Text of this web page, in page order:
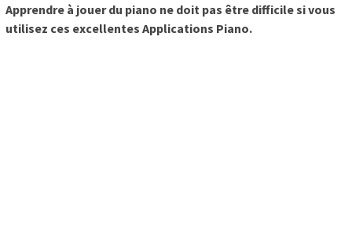
Apprendre à jouer du piano ne doit pas être difficile si vous
utilisez ces excellentes Applications Piano.